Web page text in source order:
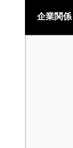
企業関